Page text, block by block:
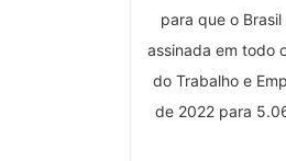
para que o
assinada em todo
do Trabalho e
de 2022 para